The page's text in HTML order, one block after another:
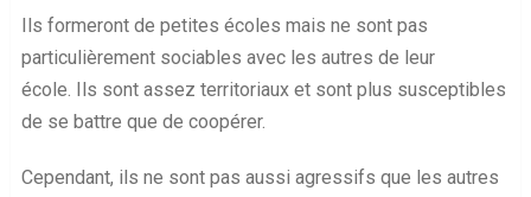
Ils formeront de petites écoles mais ne sont pas
particulièrement sociables avec les autres de leur
école. Ils sont assez territoriaux et sont plus susceptibles
de se battre que de coopérer.
Cependant, ils ne sont pas aussi agressifs que les autres